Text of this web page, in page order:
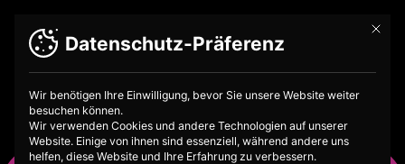
Mit
Datenschutz-Präferenz
Wir benötigen Ihre Einwilligung, bevor Sie unsere Website weiter
besuchen können.
Wir verwenden Cookies und andere Technologien auf unserer
Website. Einige von ihnen sind essenziell, während andere uns
helfen, diese Website und Ihre Erfahrung zu verbessern.